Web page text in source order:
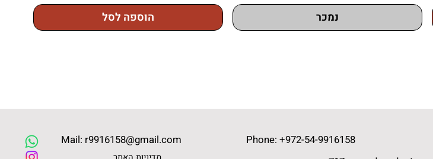
נמכר הוספה לסל
Phone: +972-54-9916158
Mail: r9916158@gmail.com